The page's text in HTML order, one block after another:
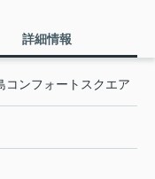
詳細情報
コンフォートスクエア